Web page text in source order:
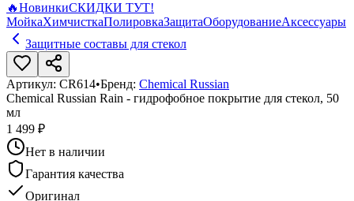
🔥НовинкиСКИДКИ ТУТ!
МойкаХимчисткаПолировкаЗащитаОборудованиеАксессуары
Защитные составы для стекол
Артикул: CR614•Бренд: Chemical Russian
Chemical Russian Rain - гидрофобное покрытие для стекол, 50
мл
1 499 ₽
Нет в наличии
Гарантия качества
Оригинал